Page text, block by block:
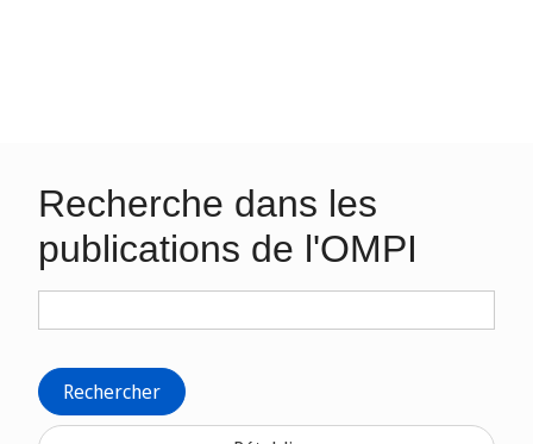
Recherche dans les
publications de l'OMPI
Rechercher